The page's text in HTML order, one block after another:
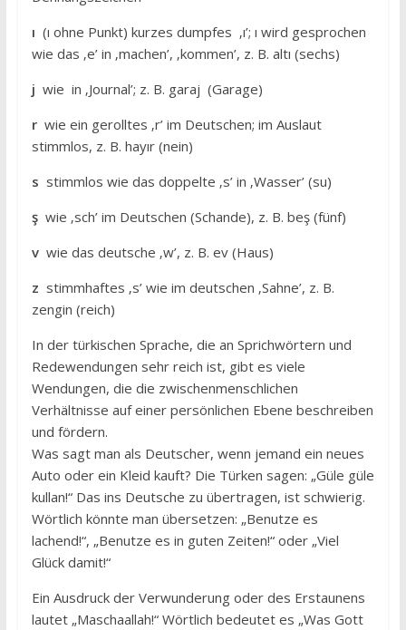
ı (ı ohne Punkt) kurzes dumpfes ‚ı’; ı wird gesprochen
wie das ‚e’ in ‚machen’, ‚kommen’, z. B. altı (sechs)
j wie in ‚Journal’; z. B. garaj (Garage)
rwie ein gerolltes ‚r’ im Deutschen; im Auslaut
stimmlos, z. B. hayır (nein)
s stimmlos wie das doppelte ‚s’ in ‚Wasser’ (su)
şwie ‚sch’ im Deutschen (Schande), z. B. beş (fünf)
vwie das deutsche ‚w’, z. B. ev (Haus)
z stimmhaftes ‚s’ wie im deutschen ‚Sahne’, z. B.
zengin (reich)
In der türkischen Sprache, die an Sprichwörtern und
Redewendungen sehr reich ist, gibt es viele
Wendungen, die die zwischenmenschlichen
Verhältnisse auf einer persönlichen Ebene beschreiben
und fördern.
Was sagt man als Deutscher, wenn jemand ein neues
Auto oder ein Kleid kauft? Die Türken sagen: „Güle güle
kullan!“ Das ins Deutsche zu übertragen, ist schwierig.
Wörtlich könnte man übersetzen: „Benutze es
lachend!“, „Benutze es in guten Zeiten!“ oder „Viel
Glück damit!“
Ein Ausdruck der Verwunderung oder des Erstaunens
lautet „Maschaallah!“ Wörtlich bedeutet es „Was Gott